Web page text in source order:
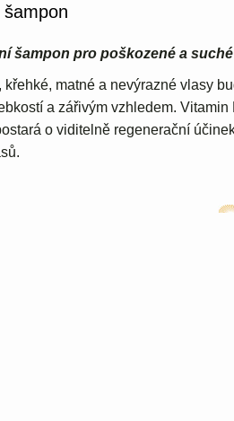
šampon
šampon pro poškozené a
matné a nevýrazné vlasy
a zářivým vzhledem.
o viditelně regenerační